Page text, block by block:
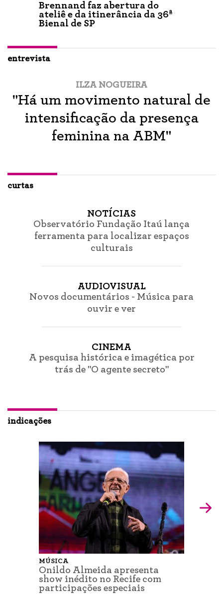
Brennand faz abertura do
ateliê e da itinerância da 36ª
Bienal de SP
entrevista
ILZA NOGUEIRA
"Há um movimento natural de
intensificação da presença
feminina na ABM"
curtas
NOTÍCIAS
Observatório Fundação Itaú lança
ferramenta para localizar espaços
culturais
AUDIOVISUAL
Novos documentários - Música para
ouvir e ver
CINEMA
A pesquisa histórica e imagética por
trás de "O agente secreto"
indicações
MÚSICA
Onildo Almeida apresenta
show inédito no Recife com
participações especiais